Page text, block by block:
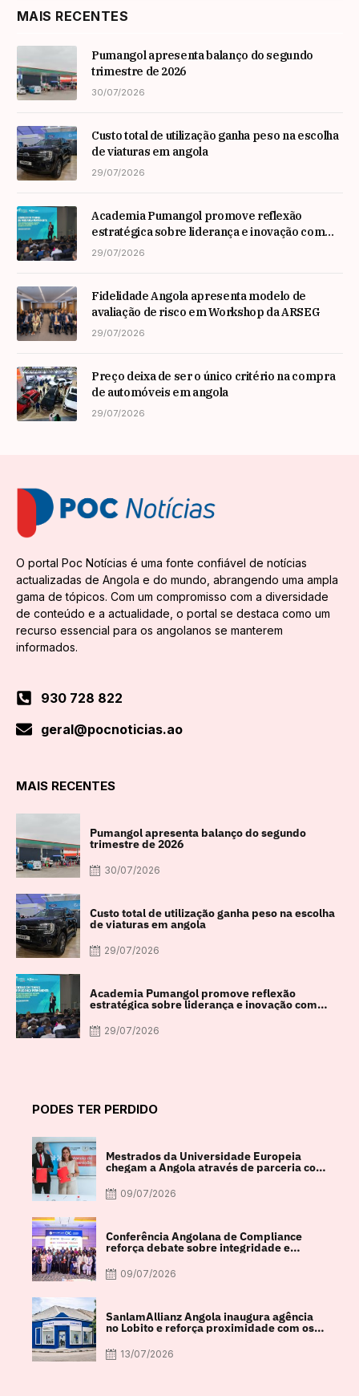
MAIS RECENTES
Pumangol apresenta balanço do segundo
trimestre de 2026
30/07/2026
Custo total de utilização ganha peso na escolha
de viaturas em angola
29/07/2026
Academia Pumangol promove reflexão
estratégica sobre liderança e inovação com
especialista internacional Nadim Habib
29/07/2026
Fidelidade Angola apresenta modelo de
avaliação de risco em Workshop da ARSEG
29/07/2026
Preço deixa de ser o único critério na compra
de automóveis em angola
29/07/2026
O portal Poc Notícias é uma fonte confiável de notícias
actualizadas de Angola e do mundo, abrangendo uma ampla
gama de tópicos. Com um compromisso com a diversidade
de conteúdo e a actualidade, o portal se destaca como um
recurso essencial para os angolanos se manterem
informados.
930 728 822
geral@pocnoticias.ao
MAIS RECENTES
Pumangol apresenta balanço do segundo
trimestre de 2026
30/07/2026
Custo total de utilização ganha peso na escolha
de viaturas em angola
29/07/2026
Academia Pumangol promove reflexão
estratégica sobre liderança e inovação com
especialista internacional Nadim Habib
29/07/2026
PODES TER PERDIDO
Mestrados da Universidade Europeia
chegam a Angola através de parceria com
a FACUL
09/07/2026
Conferência Angolana de Compliance
reforça debate sobre integridade e
crescimento económico
09/07/2026
SanlamAllianz Angola inaugura agência
no Lobito e reforça proximidade com os
13/07/2026